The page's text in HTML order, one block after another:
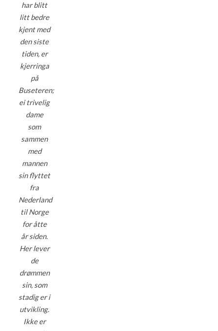
har blitt
litt bedre
kjent med
den siste
tiden, er
kjerringa
på
Buseteren;
ei trivelig
dame
som
sammen
med
mannen
sin flyttet
fra
Nederland
til Norge
for åtte
år siden.
Her lever
de
drømmen
sin, som
stadig er i
utvikling.
Ikke er